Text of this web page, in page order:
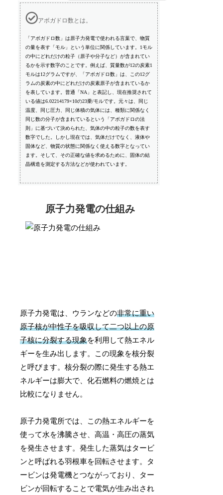
アボガドロ数とは。
「アボガドロ数」は原子力発電で使われる言葉で、物質
の量を表す「モル」という単位に関係しています。1モル
の中にどれだけの粒子（原子や分子など）が含まれてい
るかを示す数字のことです。例えば、質量数が12の炭素1
モルは12グラムですが、「アボガドロ数」は、この12グ
ラムの炭素の中にどれだけの炭素原子が含まれているか
を表しています。普通「NA」と表記し、現在推奨されて
いる値は6.02214179×10の23乗/モルです。元々は、同じ
温度、同じ圧力、同じ体積の気体には、種類に関係なく
同じ数の分子が含まれているという「アボガドロの法
則」に基づいて決められた、気体の中の粒子の数を表す
数字でした。しかし現在では、気体だけでなく、液体や
固体など、物質の状態に関係なく使える数字となってい
ます。そして、その正確な値を求めるために、固体の結
晶構造を測定する方法などが使われています。
原子力発電の仕組み
原子力発電は、ウランなどの非常に重い
原子核が中性子を吸収して二つ以上の原
子核に分裂する現象を利用して熱エネル
ギーを生み出します。この現象を核分裂
と呼びます。核分裂の際に発生する熱エ
ネルギーは膨大で、化石燃料の燃焼とは
比較になりません。
原子力発電所では、この熱エネルギーを
使って水を沸騰させ、高温・高圧の蒸気
を発生させます。発生した蒸気はタービ
ンと呼ばれる羽根車を回転させます。タ
ービンは発電機とつながっており、ター
ビンが回転することで電気が生み出され